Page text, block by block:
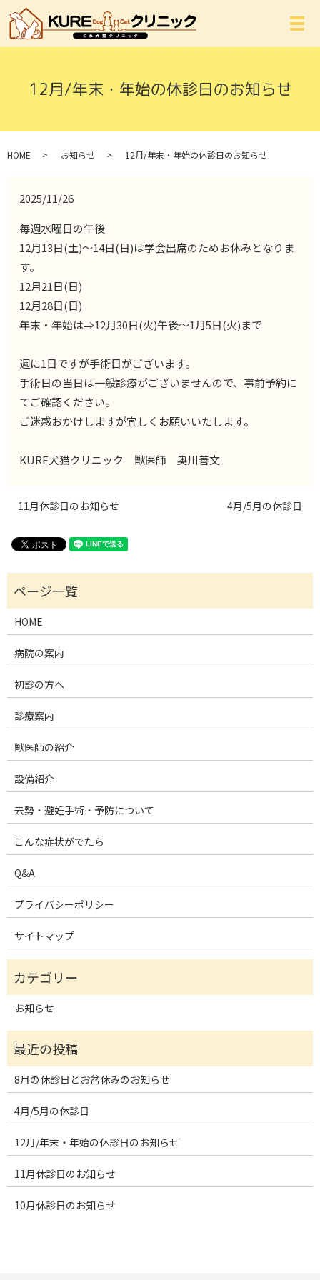
メ
12月/年末・年始の休診日のお知らせ
HOME お知らせ 12月/年末・年始の休診日のお知らせ
2025/11/26
毎週水曜日の午後
12月13日(土)～14日(日)は学会出席のためお休みとなりま
す。
12月21日(日)
12月28日(日)
年末・年始は⇒12月30日(火)午後～1月5日(火)まで
週に1日ですが手術日がございます。
手術日の当日は一般診療がございませんので、事前予約に
てご確認ください。
ご迷惑おかけしますが宜しくお願いいたします。
KURE犬猫クリニック 獣医師 奥川善文
11月休診日のお知らせ 4月/5月の休診日
HOME
病院の案内
初診の方へ
診療案内
獣医師の紹介
設備紹介
去勢・避妊手術・予防について
こんな症状がでたら
Q&A
プライバシーポリシー
サイトマップ
お知らせ
8月の休診日とお盆休みのお知らせ
4月/5月の休診日
12月/年末・年始の休診日のお知らせ
11月休診日のお知らせ
10月休診日のお知らせ